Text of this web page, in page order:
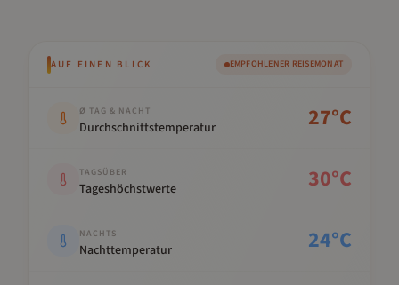
AUF EINEN BLICK EMPFOHLENER REISEMONAT
Ø TAG & NACHT
Durchschnittstemperatur 27°C
TAGSÜBER
Tageshöchstwerte 30°C
NACHTS
Nachttemperatur 24°C